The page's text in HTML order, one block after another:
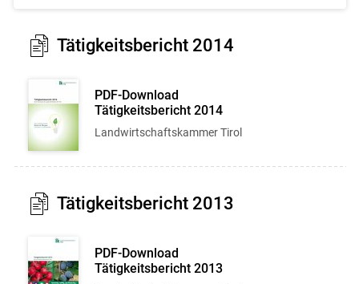
Tätigkeitsbericht 2014
PDF-Download
Tätigkeitsbericht 2014
Landwirtschaftskammer Tirol
Tätigkeitsbericht 2013
PDF-Download
Tätigkeitsbericht 2013